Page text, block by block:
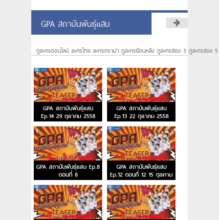
GPA สถาบันพันธุ์แสบ
ดูละครออนไลน์ ละครไทย ละครดราม่า ดูละครย้อนหลัง ดูละครช่อง 3 ดูละครช่อง
GPA สถาบันพันธุ์แสบ
Ep.14 29 ตุลาคม 2558
GPA สถาบันพันธุ์แสบ
Ep.13 22 ตุลาคม 2558
GPA สถาบันพันธุ์แสบ Ep.8
ตอนที่ 8
GPA สถาบันพันธุ์แสบ
Ep.12 ตอนที่ 12 15 ตุลคาม
2558